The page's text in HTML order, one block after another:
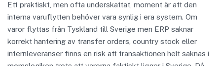
Ett praktiskt, men ofta underskattat, moment är att den
interna varuflytten behöver vara synlig i era system. Om
varor flyttas från Tyskland till Sverige men ERP saknar
korrekt hantering av transfer orders, country stock eller
internleveranser finns en risk att transaktionen helt saknas i